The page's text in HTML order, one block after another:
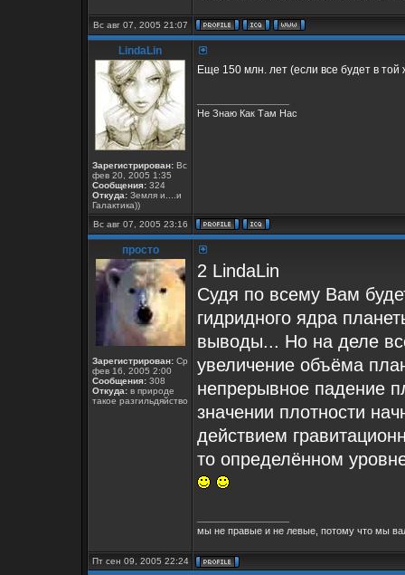
Вс авг 07, 2005 21:07
LindaLin
Зарегистрирован: Вс
фев 20, 2005 1:35
Сообщения: 324
Откуда: Земля и....и
Галактика))
Еще 150 млн. лет (если все будет в
Не Знаю Как Там Нас
Вс авг 07, 2005 23:16
просто
Зарегистрирован: Ср
фев 16, 2005 2:00
Сообщения: 308
Откуда: в природе
такое разгильдяйство
2 LindaLin
Судя по всему Вам
гидридного ядра
выводы... Но на деле
увеличение объёма
непрерывное падение
значении плотности
действием
то определённом
мы не правые и не левые, потому что мы
Пт сен 09, 2005 22:24